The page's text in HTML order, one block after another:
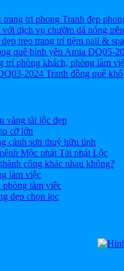
Tranh đẹp
quê bình yên Amia DQ05-
Tranh đồng quê
vàng tài lộc đẹp
cỡ lớn
cảnh sơn thuỷ hữu tình
Mộc phát Tài phát Lộc
công khác nhau không?
làm việc
làm việc
đẹp chọn lọc